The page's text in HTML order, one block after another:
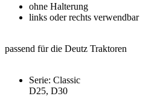
ohne Halterung
links oder rechts verwendbar
passend für die Deutz Traktoren
Serie: Classic
D25, D30